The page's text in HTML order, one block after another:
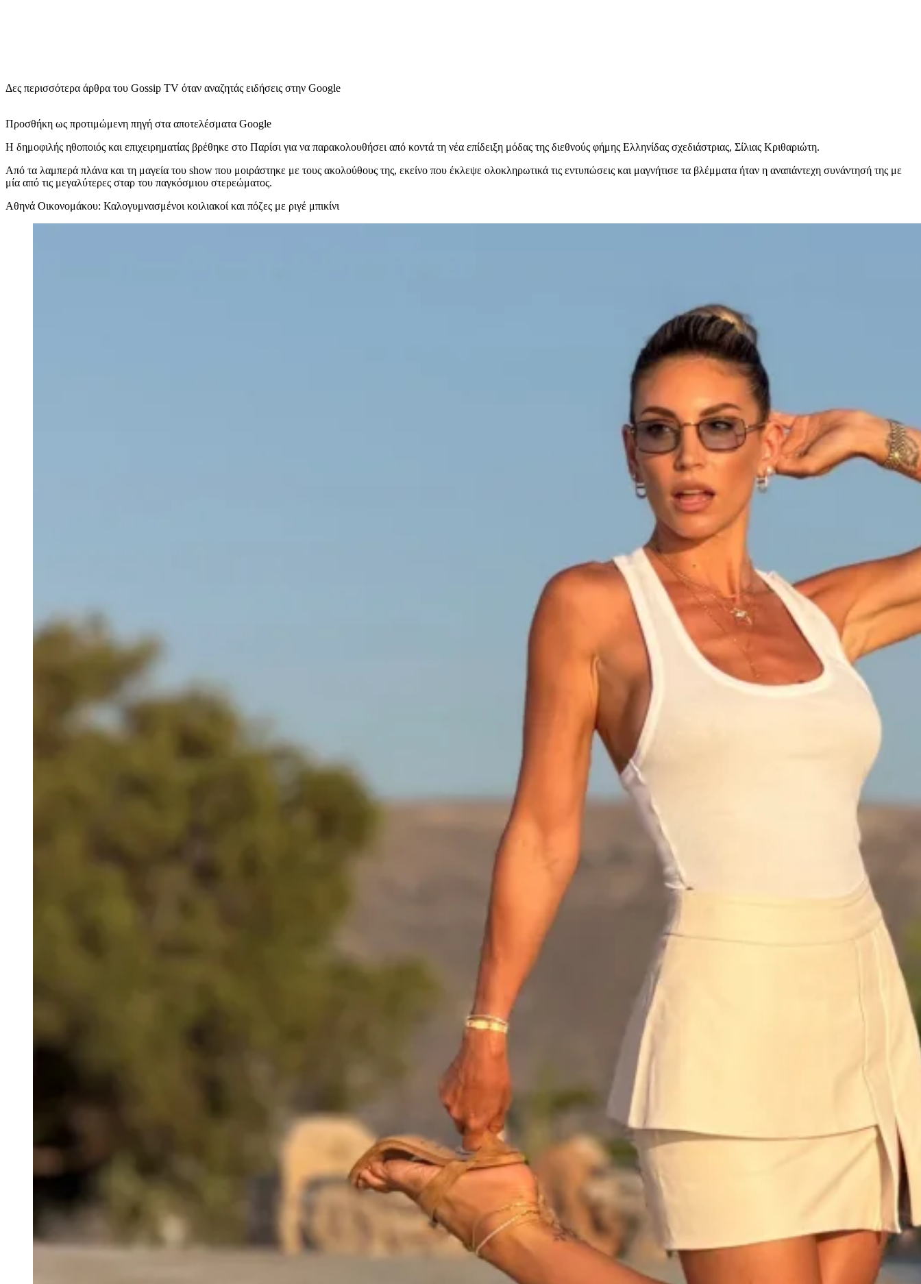
Δες περισσότερα άρθρα του Gossip TV όταν αναζητάς ειδήσεις στην Google
Προσθήκη ως προτιμώμενη πηγή στα αποτελέσματα Google
Η δημοφιλής ηθοποιός και επιχειρηματίας βρέθηκε στο Παρίσι για να παρακολουθήσει από κοντά τη νέα επίδειξη μόδας της διεθνούς φήμης Ελληνίδας σχεδιάστριας, Σίλιας Κριθαριώτη.
Από τα λαμπερά πλάνα και τη μαγεία του show που μοιράστηκε με τους ακολούθους της, εκείνο που έκλεψε ολοκληρωτικά τις εντυπώσεις και μαγνήτισε τα βλέμματα ήταν η αναπάντεχη συνάντησή της με
μία από τις μεγαλύτερες σταρ του παγκόσμιου στερεώματος.
Αθηνά Οικονομάκου: Καλογυμνασμένοι κοιλιακοί και πόζες με ριγέ μπικίνι